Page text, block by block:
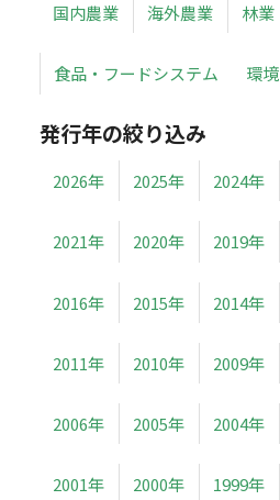
国内農業 海外農業 林業
食品・フードシステム 環境
発行年の絞り込み
2026年 2025年 2024年
2021年 2020年 2019年
2016年 2015年 2014年
2011年 2010年 2009年
2006年 2005年 2004年
2001年 2000年 1999年